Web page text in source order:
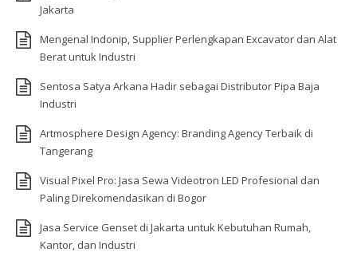
Jakarta
Mengenal Indonip, Supplier Perlengkapan Excavator dan Alat
Berat untuk Industri
Sentosa Satya Arkana Hadir sebagai Distributor Pipa Baja
Industri
Artmosphere Design Agency: Branding Agency Terbaik di
Tangerang
Visual Pixel Pro: Jasa Sewa Videotron LED Profesional dan
Paling Direkomendasikan di Bogor
Jasa Service Genset di Jakarta untuk Kebutuhan Rumah,
Kantor, dan Industri